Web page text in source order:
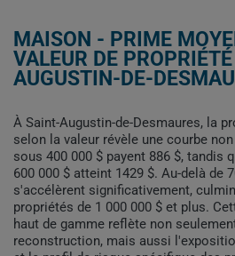
MAISON - PRIME
VALEUR DE
AUGUSTIN-DE-
À Saint-Augustin-de-Desmaures, la
selon la valeur révèle une courbe
sous 400 000 $ payent 886 $, tandis
600 000 $ atteint 1429 $. Au-delà de
s'accélèrent significativement,
propriétés de 1 000 000 $ et plus.
haut de gamme reflète non
reconstruction, mais aussi